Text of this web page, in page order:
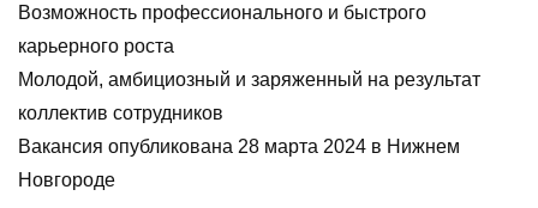
Возможность профессионального и быстрого
карьерного роста
Молодой, амбициозный и заряженный на результат
коллектив сотрудников
Вакансия опубликована 28 марта 2024 в Нижнем
Новгороде